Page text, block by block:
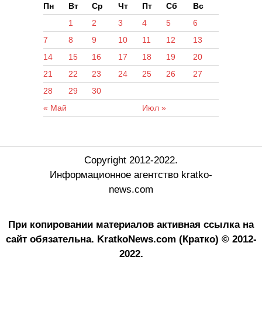
Пн
Вт Ср Чт Пт Сб Вс
« Май Июл »
1 2 3 4 5
6
7
8 9 10 11 12
13
14
15 16 17 18 19
20
21
22 23 24 25 26
27
28
29 30
Copyright 2012-2022.
Информационное агентство kratko-
news.com
При копировании материалов активная ссылка на
сайт обязательна. KratkoNews.com (Кратко) © 2012-
2022.